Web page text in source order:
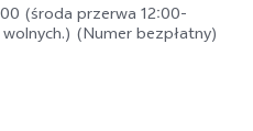
(środa przerwa 12:00-
(Numer bezpłatny)